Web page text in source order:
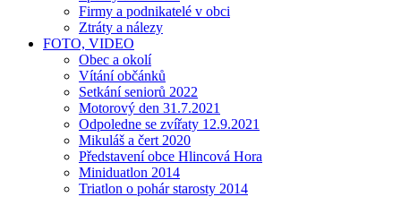
Firmy a podnikatelé v obci
Ztráty a nálezy
FOTO, VIDEO
Obec a okolí
Vítání občánků
Setkání seniorů 2022
Motorový den 31.7.2021
Odpoledne se zvířaty 12.9.2021
Mikuláš a čert 2020
Představení obce Hlincová Hora
Miniduatlon 2014
Triatlon o pohár starosty 2014